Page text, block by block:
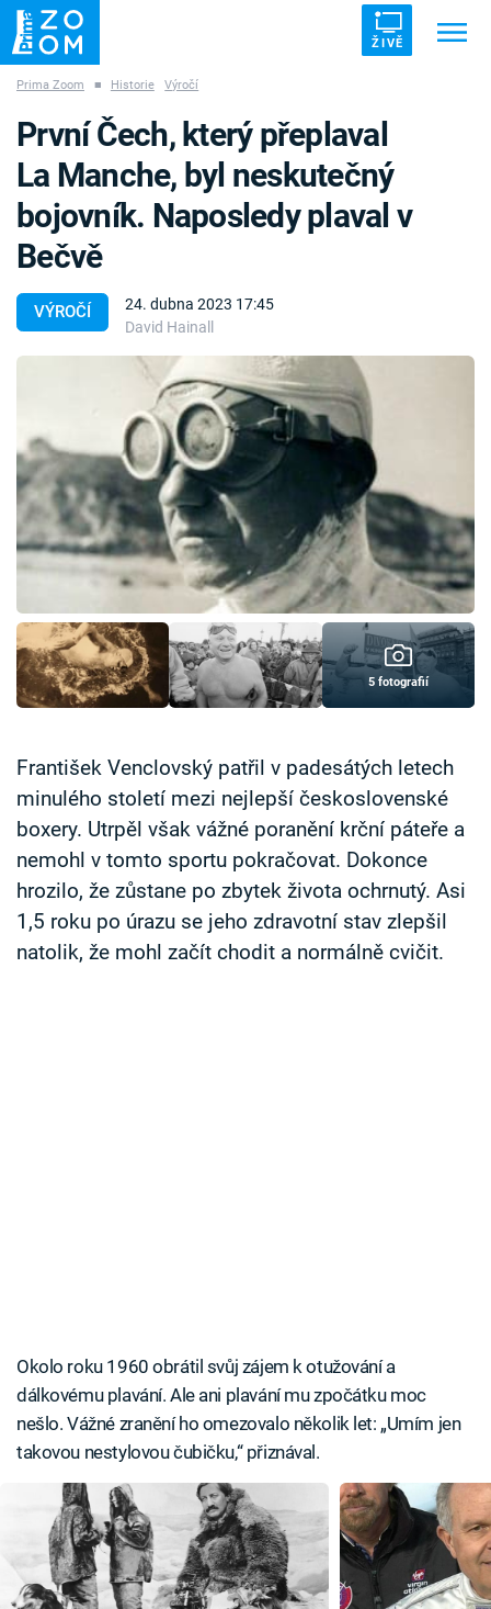
ŽIVĚ
ZÁHADY VETŘELCI DÁVNOVĚKU
Témata
Témata
TV Program
Časopis
Sledujte prima+
Přihlášení
Prima Zoom ■ Historie Výročí
VÝROČÍ
24. dubna 2023 17:45
David Hainall
První Čech, který přeplaval
La Manche, byl neskutečný
bojovník. Naposledy plaval v
Bečvě
5 fotografií
František Venclovský patřil v padesátých letech
minulého století mezi nejlepší československé
boxery. Utrpěl však vážné poranění krční páteře a
nemohl v tomto sportu pokračovat. Dokonce
hrozilo, že zůstane po zbytek života ochrnutý. Asi
1,5 roku po úrazu se jeho zdravotní stav zlepšil
natolik, že mohl začít chodit a normálně cvičit.
Okolo roku 1960 obrátil svůj zájem k otužování a
dálkovému plavání. Ale ani plavání mu zpočátku moc
nešlo. Vážné zranění ho omezovalo několik let: „Umím jen
takovou nestylovou čubičku,“ přiznával.